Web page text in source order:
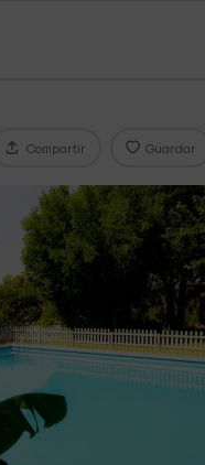
Compartir Guardar